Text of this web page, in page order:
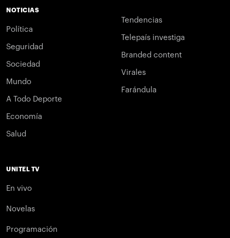
NOTICIAS
Política
Seguridad
Sociedad
Mundo
A Todo Deporte
Economía
Salud
Tendencias
Telepaís investiga
Branded content
Virales
Farándula
UNITEL TV
En vivo
Novelas
Programación